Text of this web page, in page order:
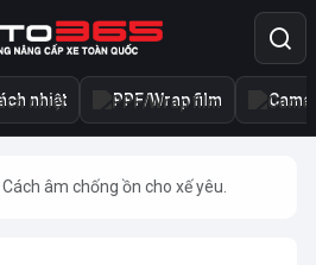
nhiệt PPF/Wrap film
Cách âm chống ồn cho xế yêu.